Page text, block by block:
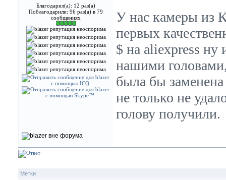
Благодарил(а): 12 раз(а)
Поблагодарили: 96 раз(а) в 79
сообщениях
У нас камеры из
первых
$ на aliexpress ну
нашими
была бы
не только не
голову получили.
Метки